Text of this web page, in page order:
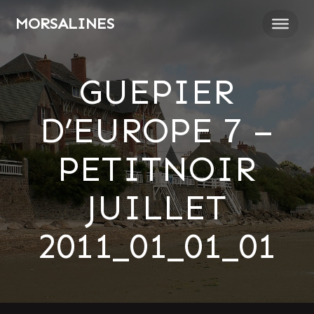
MORSALINES
GUEPIER
D’EUROPE 7 –
PETITNOIR
JUILLET
2011_01_01_01